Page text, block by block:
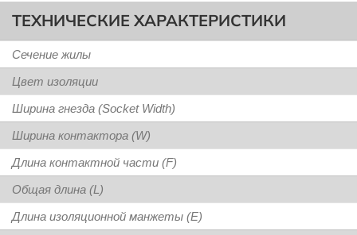
ТЕХНИЧЕСКИЕ ХАРАКТЕРИСТИКИ
Сечение жилы
Цвет изоляции
Ширина гнезда (Socket Width)
Ширина контактора (W)
Длина контактной части (F)
Общая длина (L)
Длина изоляционной манжеты (E)